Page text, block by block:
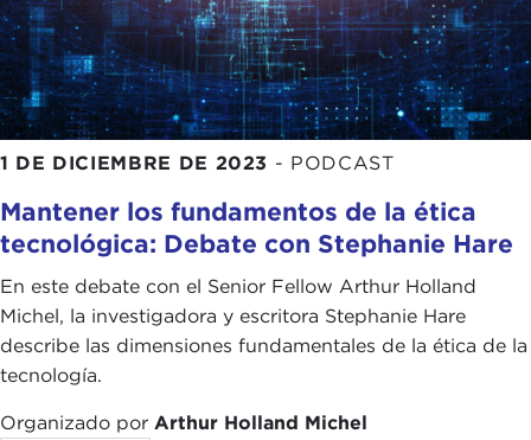
1 DE DICIEMBRE DE 2023 - PODCAST
Mantener los fundamentos de la ética
tecnológica: Debate con Stephanie Hare
En este debate con el Senior Fellow Arthur Holland
Michel, la investigadora y escritora Stephanie Hare
describe las dimensiones fundamentales de la ética de la
tecnología.
Organizado por Arthur Holland Michel